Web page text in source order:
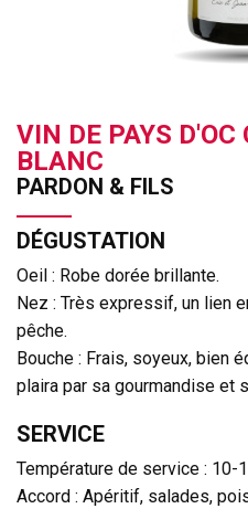
VIN DE PAYS
BLANC
PARDON & FILS
DÉGUSTATION
Oeil : Robe dorée brillante.
Nez : Très expressif, un lien
pêche.
Bouche : Frais, soyeux, bien
plaira par sa gourmandise et
SERVICE
Température de service : 10-
Accord : Apéritif, salades,